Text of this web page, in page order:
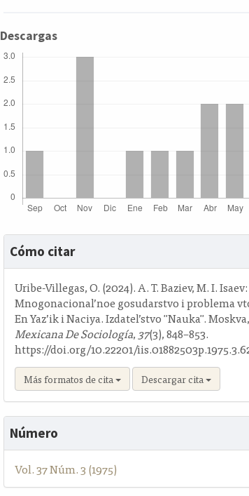
Descargas
Detalles
del
artículo
Cómo citar
Uribe-Villegas, O. (2024). A. T. Baziev, M. I. Isaev:
Mnogonacional’noe gosudarstvo i problema
En Yaz’ik i Naciya. Izdatel’stvo "Nauka".
Mexicana De Sociología, 37(3), 848–853.
https://doi.org/10.22201/
Más formatos de cita Descargar cita
Número
Vol. 37 Núm. 3 (1975)